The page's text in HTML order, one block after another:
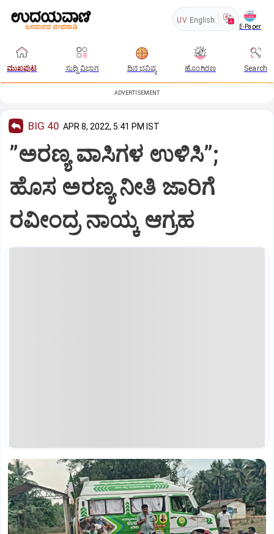
UV English
E-Paper
ಮುಖಪುಟ ಸುದ್ದಿ ವಿಭಾಗ ದಿನ ಭವಿಷ್ಯ ಹೊಂಗಿರಣ Search
ADVERTISEMENT
BIG 40 APR 8, 2022, 5:41 PM IST
”ಅರಣ್ಯ ವಾಸಿಗಳ ಉಳಿಸಿ”;
ಹೊಸ ಅರಣ್ಯ ನೀತಿ ಜಾರಿಗೆ
ರವೀಂದ್ರ ನಾಯ್ಕ ಆಗ್ರಹ